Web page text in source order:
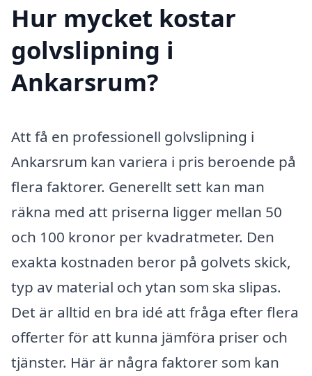
Hur mycket kostar
golvslipning i
Ankarsrum?
Att få en professionell golvslipning i
Ankarsrum kan variera i pris beroende på
flera faktorer. Generellt sett kan man
räkna med att priserna ligger mellan 50
och 100 kronor per kvadratmeter. Den
exakta kostnaden beror på golvets skick,
typ av material och ytan som ska slipas.
Det är alltid en bra idé att fråga efter flera
offerter för att kunna jämföra priser och
tjänster. Här är några faktorer som kan